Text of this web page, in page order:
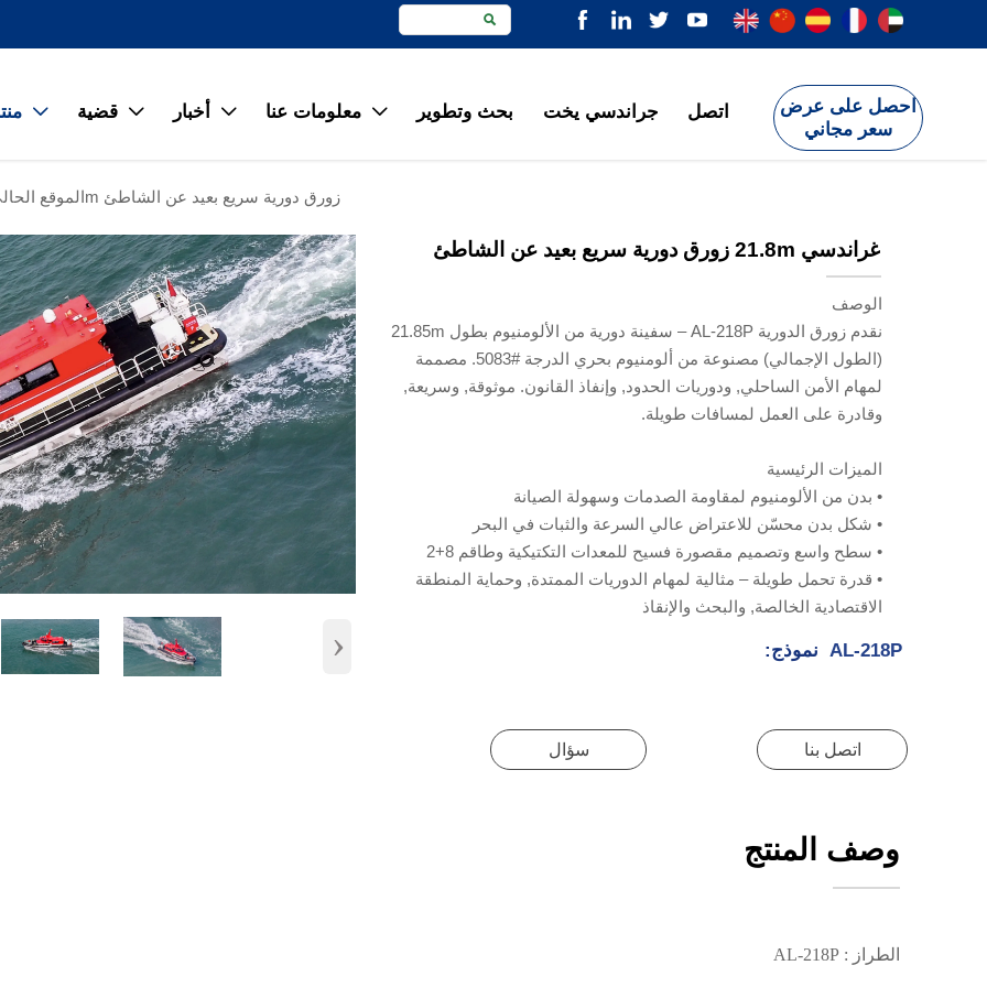

 قضية  أخبار  معلومات عنا  بحث وتطوير جراندسي يخت اتصل
احصل على عرض
سعر مجاني
الموقع غراندسي 21.8m زورق دورية سريع بعيد عن الشاطئ
›
غراندسي 21.8m زورق دورية سريع بعيد عن الشاطئ
الوصف
نقدم زورق الدورية AL-218P – سفينة دورية من الألومنيوم بطول 21.85m
(الطول الإجمالي) مصنوعة من ألومنيوم بحري الدرجة #5083. مصممة
لمهام الأمن الساحلي, ودوريات الحدود, وإنفاذ القانون. موثوقة, وسريعة,
وقادرة على العمل لمسافات طويلة.
الميزات الرئيسية
• بدن من الألومنيوم لمقاومة الصدمات وسهولة الصيانة
• شكل بدن محسّن للاعتراض عالي السرعة والثبات في البحر
• سطح واسع وتصميم مقصورة فسيح للمعدات التكتيكية وطاقم 8+2
• قدرة تحمل طويلة – مثالية لمهام الدوريات الممتدة, وحماية المنطقة
الاقتصادية الخالصة, والبحث والإنقاذ
نموذج: AL-218P
سؤال اتصل بنا
وصف المنتج
الطراز : AL-218P